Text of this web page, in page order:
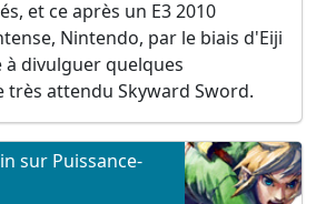
et ce après un E3 2010
Nintendo, par le biais d'Eiji
à divulguer quelques
attendu Skyward Sword.
sur Puissance-